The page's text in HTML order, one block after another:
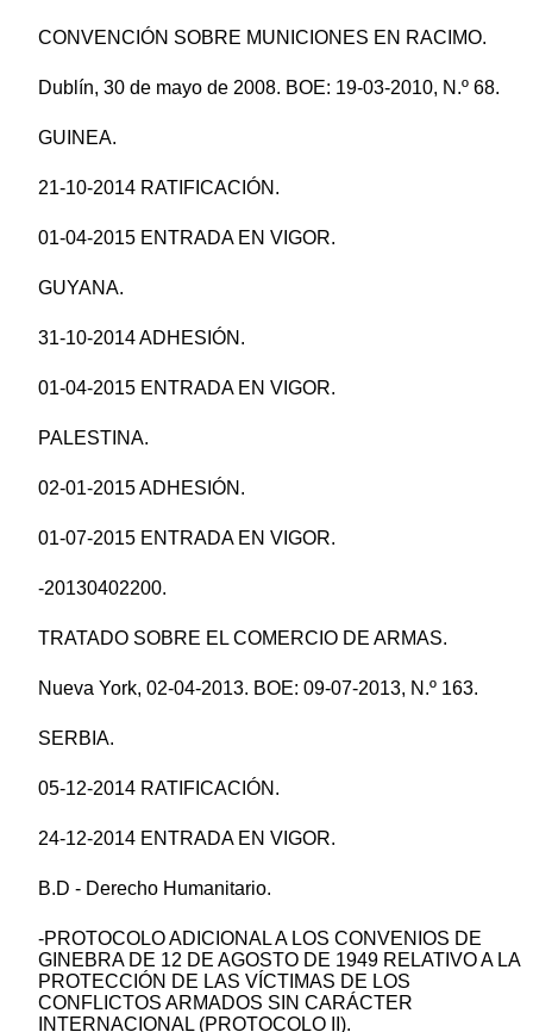
CONVENCIÓN SOBRE MUNICIONES EN RACIMO.
Dublín, 30 de mayo de 2008. BOE: 19-03-2010, N.º 68.
GUINEA.
21-10-2014 RATIFICACIÓN.
01-04-2015 ENTRADA EN VIGOR.
GUYANA.
31-10-2014 ADHESIÓN.
01-04-2015 ENTRADA EN VIGOR.
PALESTINA.
02-01-2015 ADHESIÓN.
01-07-2015 ENTRADA EN VIGOR.
-20130402200.
TRATADO SOBRE EL COMERCIO DE ARMAS.
Nueva York, 02-04-2013. BOE: 09-07-2013, N.º 163.
SERBIA.
05-12-2014 RATIFICACIÓN.
24-12-2014 ENTRADA EN VIGOR.
B.D - Derecho Humanitario.
-PROTOCOLO ADICIONAL A LOS CONVENIOS DE
GINEBRA DE 12 DE AGOSTO DE 1949 RELATIVO A LA
PROTECCIÓN DE LAS VÍCTIMAS DE LOS
CONFLICTOS ARMADOS SIN CARÁCTER
INTERNACIONAL (PROTOCOLO II).